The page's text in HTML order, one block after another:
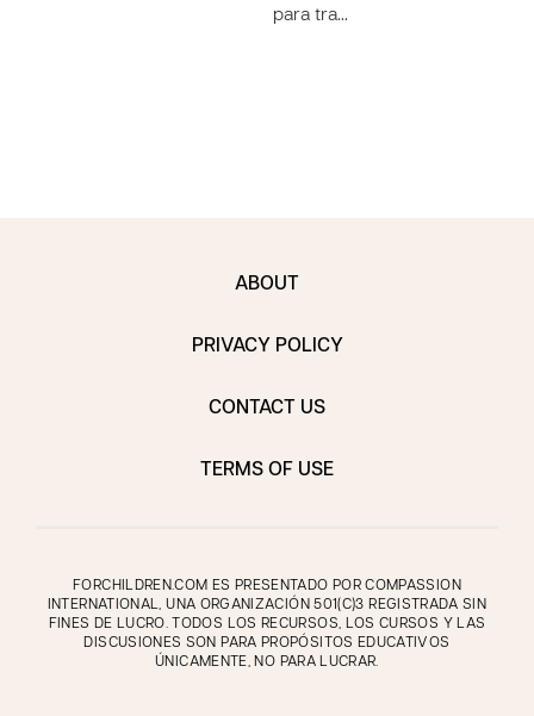
para tra…
ABOUT
PRIVACY POLICY
CONTACT US
TERMS OF USE
FORCHILDREN.COM ES PRESENTADO POR COMPASSION
INTERNATIONAL, UNA ORGANIZACIÓN 501(C)3 REGISTRADA SIN
FINES DE LUCRO. TODOS LOS RECURSOS, LOS CURSOS Y LAS
DISCUSIONES SON PARA PROPÓSITOS EDUCATIVOS
ÚNICAMENTE, NO PARA LUCRAR.